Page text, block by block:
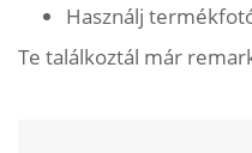
Használj
Te találkoztál már